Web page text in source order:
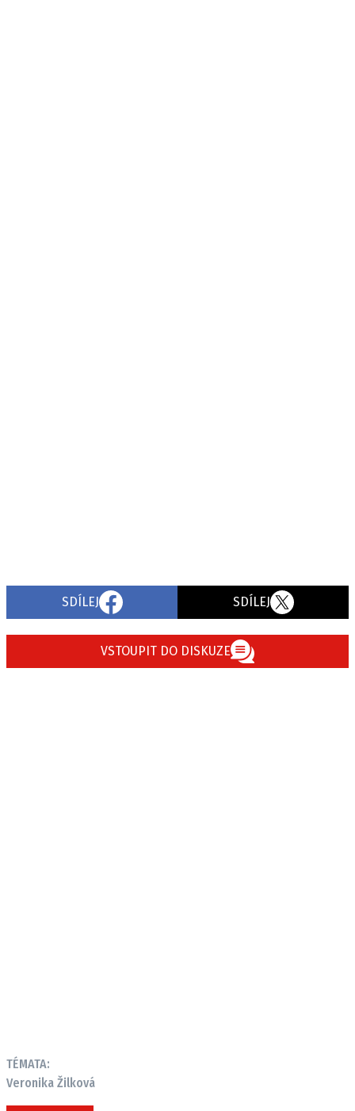
SDÍLEJ SDÍLEJ
VSTOUPIT DO DISKUZE
TÉMATA:
Veronika Žilková